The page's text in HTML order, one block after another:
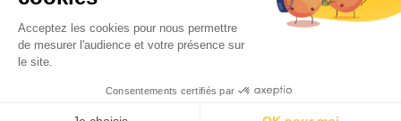
CONTACT
POLITIQUE DE CONFIDENTIALITÉ
© 2026 Ilyfunet communication